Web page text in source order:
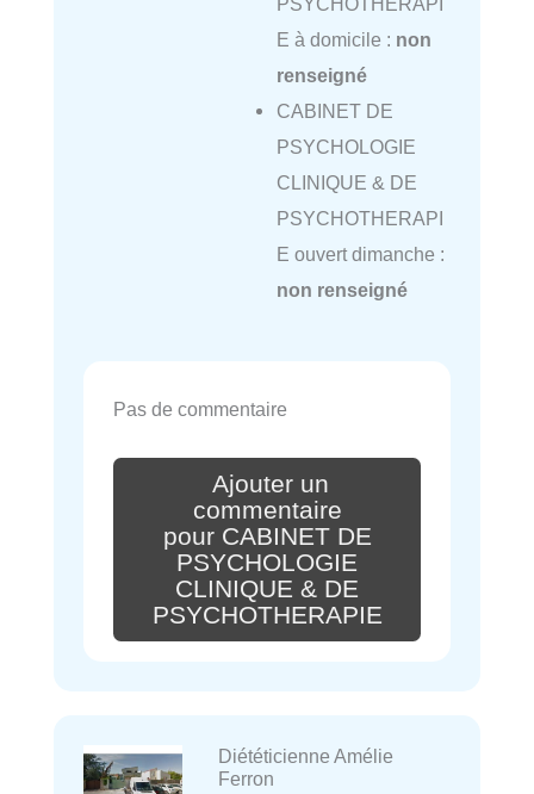
E à domicile : non
renseigné
CABINET DE
PSYCHOLOGIE
CLINIQUE & DE
PSYCHOTHERAPI
E ouvert dimanche :
non renseigné
Pas de commentaire
Ajouter un
commentaire
pour CABINET DE
PSYCHOLOGIE
CLINIQUE & DE
PSYCHOTHERAPIE
Diététicienne Amélie
Ferron